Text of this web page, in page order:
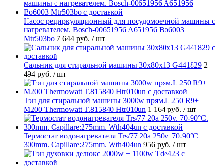
Насос рециркуляционный для посудомоечной машины с
нагревателем. Bosch-00651956 A651956 Bo6003
Mtr503bo 7 644 руб. / шт
Cальник для стиральной машины 30x80x13 G441829 2
494 руб. / шт
Тэн для стиральной машины 3000w прям.L 250 R9+
M200 Thermowatt T.815840 Htr010un 1 164 руб. / шт
Термостат водонагревателя Trs/77 20a 250v. 70-90°C.
300mm. Capillare:275mm. Wth404un 956 руб. / шт